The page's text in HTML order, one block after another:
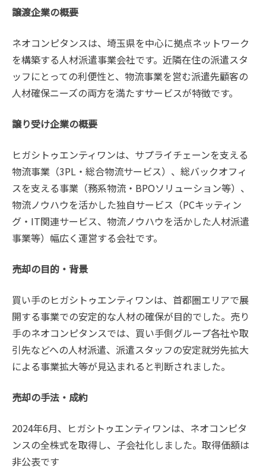
譲渡企業の概要
ネオコンピタンスは、埼玉県を中心に拠点ネットワーク
を構築する人材派遣事業会社です。近隣在住の派遣スタ
ッフにとっての利便性と、物流事業を営む派遣先顧客の
人材確保ニーズの両方を満たすサービスが特徴です。
譲り受け企業の概要
ヒガシトゥエンティワンは、サプライチェーンを支える
物流事業（3PL・総合物流サービス）、総バックオフィ
スを支える事業（務系物流・BPOソリューション等）、
物流ノウハウを活かした独自サービス（PCキッティン
グ・IT関連サービス、物流ノウハウを活かした人材派遣
事業等）幅広く運営する会社です。
売却の目的・背景
買い手のヒガシトゥエンティワンは、首都圏エリアで展
開する事業での安定的な人材の確保が目的でした。売り
手のネオコンピタンスでは、買い手側グループ各社や取
引先などへの人材派遣、派遣スタッフの安定就労先拡大
による事業拡大等が見込まれると判断されました。
売却の手法・成約
2024年6月、ヒガシトゥエンティワンは、ネオコンピタ
ンスの全株式を取得し、子会社化しました。取得価額は
非公表です